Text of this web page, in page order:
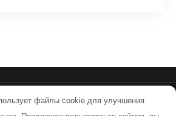
- Работает на WordPress
файлы cookie для улучшения